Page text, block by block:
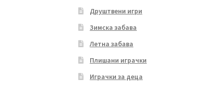
Друштвени игри
Зимска забава
Летна забава
Плишани играчки
Играчки за деца